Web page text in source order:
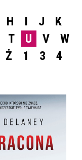
H I J
K
T U V
W
Ż 1 3
4